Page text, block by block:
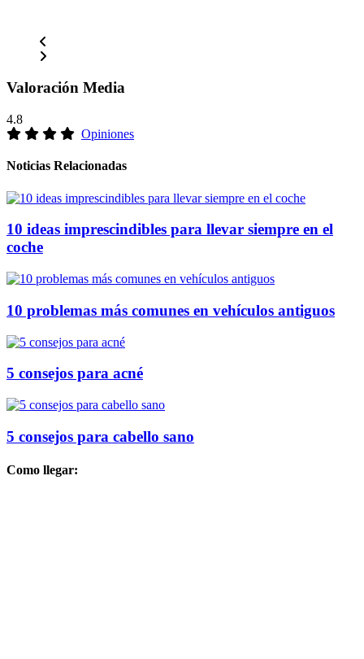
Valoración Media
4.8
Opiniones
Noticias Relacionadas
10 ideas imprescindibles para llevar siempre en el
coche
10 problemas más comunes en vehículos antiguos
5 consejos para acné
5 consejos para cabello sano
Como llegar: